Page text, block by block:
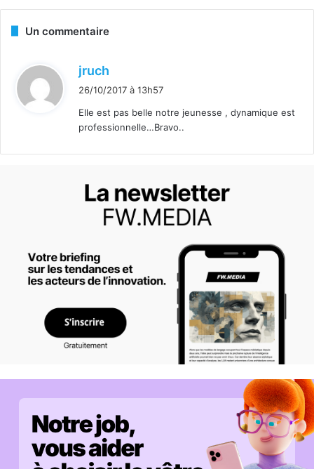
Un commentaire
jruch
:
26/10/2017 à 13h57
Elle est pas belle notre jeunesse , dynamique est
professionnelle…Bravo..